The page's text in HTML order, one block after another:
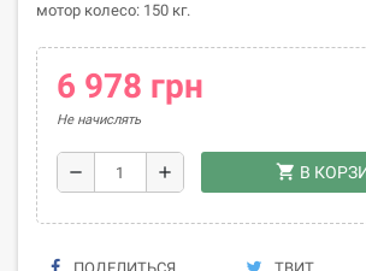
мотор колесо: 150 кг.
6 978 грн
Не начислять
remove add shopping_cart В